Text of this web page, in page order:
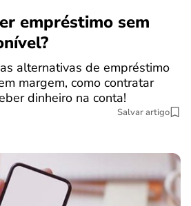
empréstimo sem
alternativas de empréstimo
margem, como contratar
dinheiro na conta!
Salvar artigo